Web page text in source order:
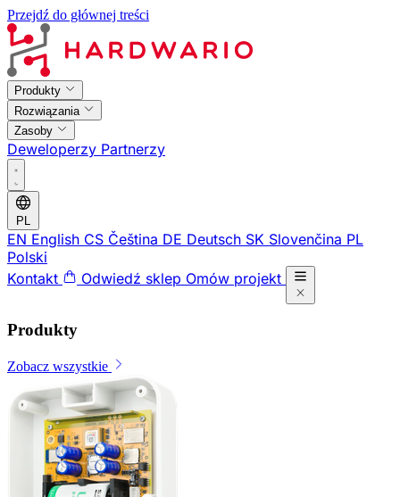
Przejdź do głównej treści
Produkty
Rozwiązania
Zasoby
Deweloperzy Partnerzy
PL
EN English CS Čeština DE Deutsch SK Slovenčina PL
Polski
Kontakt
Odwiedź sklep Omów projekt
Produkty
Zobacz wszystkie